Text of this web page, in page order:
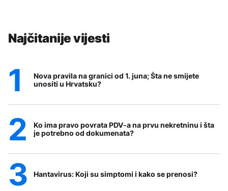
Najčitanije vijesti
Nova pravila na granici od 1. juna; Šta ne smijete
unositi u Hrvatsku?
Ko ima pravo povrata PDV-a na prvu nekretninu i šta
je potrebno od dokumenata?
Hantavirus: Koji su simptomi i kako se prenosi?